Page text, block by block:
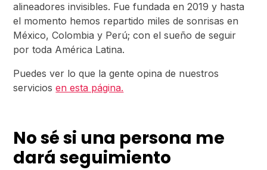
alineadores invisibles. Fue fundada en 2019 y hasta
el momento hemos repartido miles de sonrisas en
México, Colombia y Perú; con el sueño de seguir
por toda América Latina.
Puedes ver lo que la gente opina de nuestros
serviciosen esta página.
No sé si una persona me
dará seguimiento